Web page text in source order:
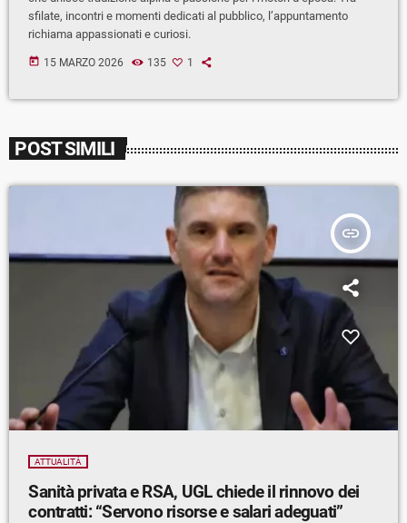
sfilate, incontri e momenti dedicati al pubblico, l’appuntamento
richiama appassionati e curiosi.
today 15 MARZO 2026 135 1
POST SIMILI
insert_link
ATTUALITÀ
Sanità privata e RSA, UGL chiede il rinnovo dei
contratti: “Servono risorse e salari adeguati”